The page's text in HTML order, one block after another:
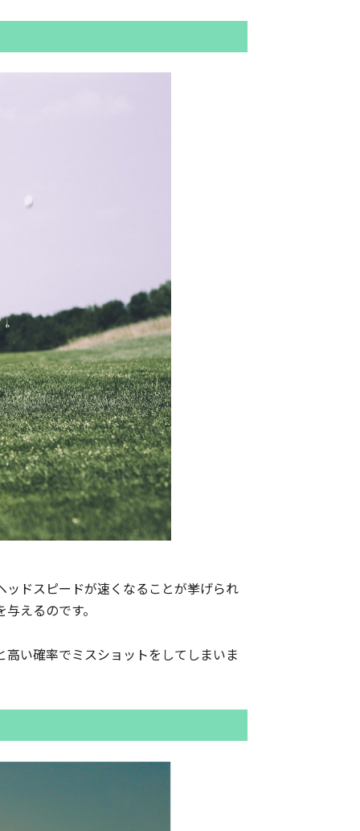
ドスピードが速くなることが挙げられ
えるのです。
い確率でミスショットをしてしまいま